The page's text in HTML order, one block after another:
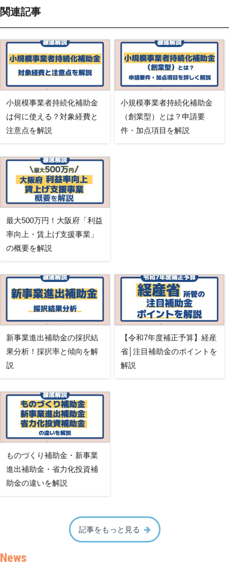
関連記事
小規模事業者持続化補助金
は何に使える？対象経費と
注意点を解説
小規模事業者持続化補助金
（創業型）とは？申請要
件・加点項目を解説
最大500万円！大阪府「利益
率向上・賃上げ支援事業」
の概要を解説
新事業進出補助金の採択結
果分析！採択率と傾向を解
説
【令和7年度補正予算】経産
省│注目補助金のポイントを
解説
ものづくり補助金・新事業
進出補助金・省力化投資補
助金の違いを解説
記事をもっと見る